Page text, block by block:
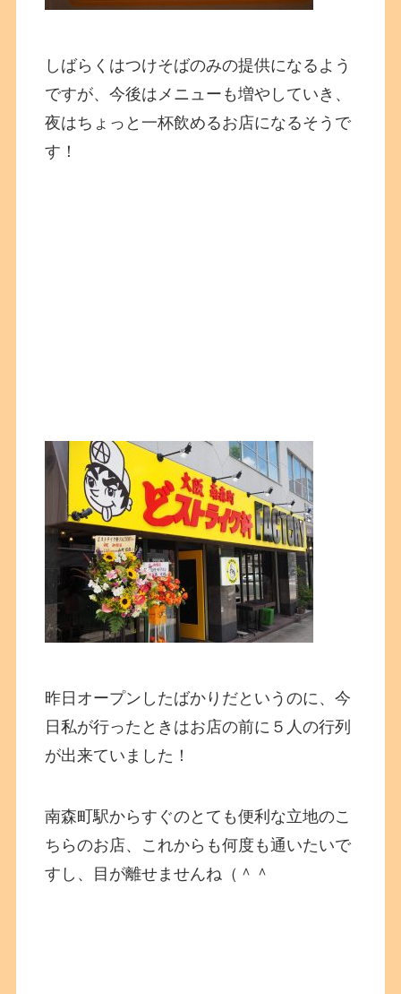
しばらくはつけそばのみの提供になるよう
ですが、今後はメニューも増やしていき、
夜はちょっと一杯飲めるお店になるそうで
す！
昨日オープンしたばかりだというのに、今
日私が行ったときはお店の前に５人の行列
が出来ていました！
南森町駅からすぐのとても便利な立地のこ
ちらのお店、これからも何度も通いたいで
すし、目が離せませんね（＾＾